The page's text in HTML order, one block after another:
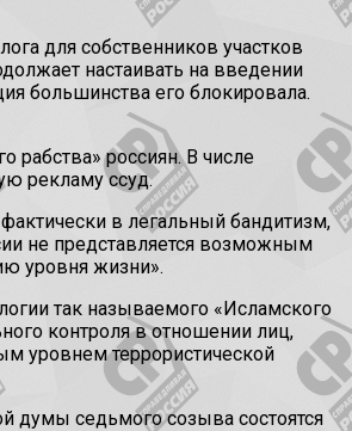
для собственников участков
настаивать на введении
большинства его блокировала.
россиян. В числе
рекламу ссуд.
в легальный бандитизм,
не представляется возможным
уровня жизни».
так называемого «Исламского
контроля в отношении лиц,
уровнем террористической
думы седьмого созыва состоятся